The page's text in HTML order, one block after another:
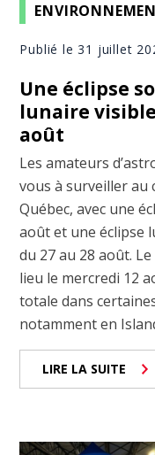
Publié le 31 juillet
Une éclipse
lunaire
août
Les amateurs
vous à surveiller au
Québec, avec une
août et une éclipse
du 27 au 28 août.
lieu le mercredi 12
totale dans
notamment en
LIRE LA SUITE